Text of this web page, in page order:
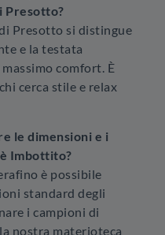
Presotto?
Presotto si distingue
e la testata
comfort. È
cerca stile e relax
le dimensioni e i
Imbottito?
è possibile
standard degli
i campioni di
nostra materioteca